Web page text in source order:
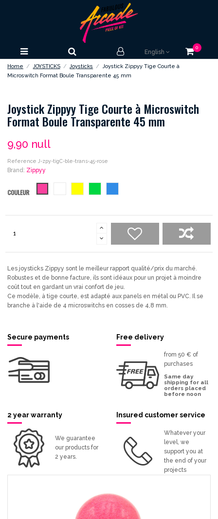
English
0
Home JOYSTICKS Joysticks
Joystick Zippyy Tige Courte à
Microswitch Format Boule Transparente 45 mm
Joystick Zippyy Tige Courte à Microswitch
Format Boule Transparente 45 mm
9,90 null
Reference J-zpy-tigC-ble-trans-45-rose
Brand: Zippyy
COULEUR
Les joysticks Zippyy sont le meilleur rapport qualité/prix du marché.
Robustes et de bonne facture, ils sont idéaux pour un projet à moindre
coût tout en gardant un vrai confort de jeu.
Ce modèle, à tige courte, est adapté aux panels en métal ou PVC. Il se
branche à l'aide de 4 microswitchs en cosses de 4,8 mm.
Secure payments Free delivery
from 50 € of
purchases
Same day
shipping for all
orders placed
before noon
2 year warranty
We guarantee
our products for
2 years.
Insured customer service
Whatever your
level, we
support you at
the end of your
projects